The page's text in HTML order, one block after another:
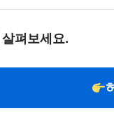
펴보세요.